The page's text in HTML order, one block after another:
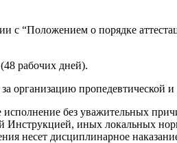
с “Положением о порядке
рабочих дней).
за организацию
без уважительных
Инструкцией, иных локальных
несет дисциплинарное